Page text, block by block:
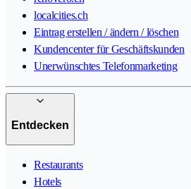
localcities.ch
Eintrag erstellen / ändern / löschen
Kundencenter für Geschäftskunden
Unerwünschtes Telefonmarketing
Entdecken
Restaurants
Hotels